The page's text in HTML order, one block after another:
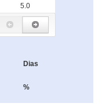
5.0
Dias
%